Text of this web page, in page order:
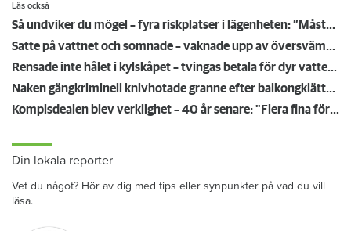
Läs också
Så undviker du mögel – fyra riskplatser i lägenheten: ”Måste städa bort”
Satte på vattnet och somnade – vaknade upp av översvämning hos grannen
Rensade inte hålet i kylskåpet – tvingas betala för dyr vattenskada
Naken gängkriminell knivhotade granne efter balkongklättring
Kompisdealen blev verklighet – 40 år senare: "Flera fina fördelar med att dela bostad"
Din lokala reporter
Vet du något? Hör av dig med tips eller synpunkter på vad du vill
läsa.